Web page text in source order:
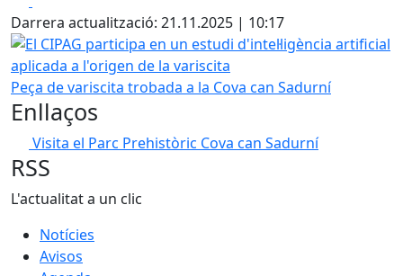
Darrera actualització: 21.11.2025 | 10:17
El CIPAG participa en un estudi d'intel·ligència artificial
Peça de variscita trobada a la Cova can Sadurní
Enllaços
Visita el Parc Prehistòric Cova can Sadurní
RSS
L'actualitat a un clic
Notícies
Avisos